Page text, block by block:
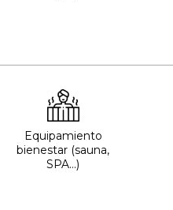
Equipamiento
bienestar (sauna,
SPA...)